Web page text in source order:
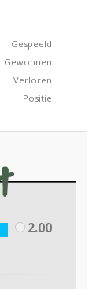
Gespeeld
Gewonnen
Verloren
Positie
2.00